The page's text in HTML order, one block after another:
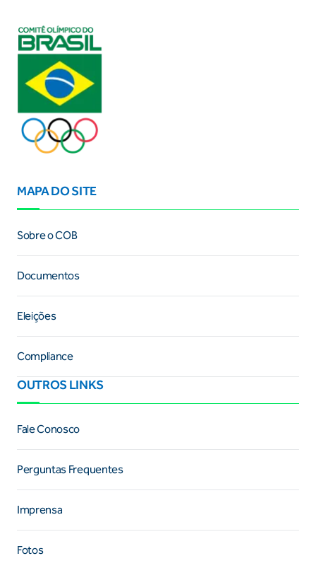
MAPA DO SITE
Sobre o COB
Documentos
Eleições
Compliance
OUTROS LINKS
Fale Conosco
Perguntas Frequentes
Imprensa
Fotos